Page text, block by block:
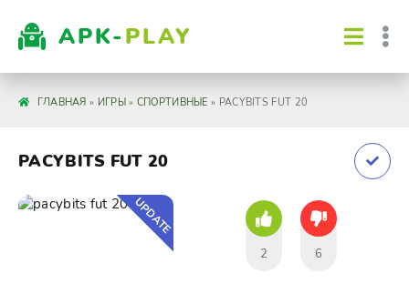
APK-PLAY
ГЛАВНАЯ » ИГРЫ» СПОРТИВНЫЕ » PACYBITS FUT 20
PACYBITS FUT 20
UPDATE
2 6